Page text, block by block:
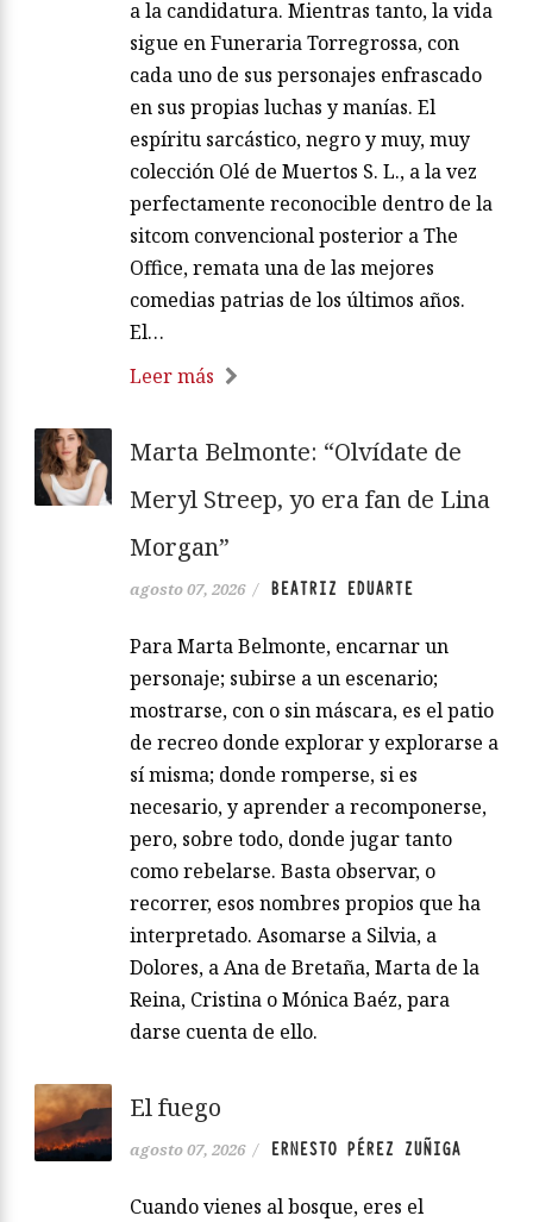
a la candidatura. Mientras tanto, la vida
sigue en Funeraria Torregrossa, con
cada uno de sus personajes enfrascado
en sus propias luchas y manías. El
espíritu sarcástico, negro y muy, muy
colección Olé de Muertos S. L., a la vez
perfectamente reconocible dentro de la
sitcom convencional posterior a The
Office, remata una de las mejores
comedias patrias de los últimos años.
El…
Leer más
Marta Belmonte: “Olvídate de
Meryl Streep, yo era fan de Lina
Morgan”
agosto 07, 2026 / BEATRIZ EDUARTE
Para Marta Belmonte, encarnar un
personaje; subirse a un escenario;
mostrarse, con o sin máscara, es el patio
de recreo donde explorar y explorarse a
sí misma; donde romperse, si es
necesario, y aprender a recomponerse,
pero, sobre todo, donde jugar tanto
como rebelarse. Basta observar, o
recorrer, esos nombres propios que ha
interpretado. Asomarse a Silvia, a
Dolores, a Ana de Bretaña, Marta de la
Reina, Cristina o Mónica Baéz, para
darse cuenta de ello.
El fuego
agosto 07, 2026 / ERNESTO PÉREZ ZUÑIGA
Cuando vienes al bosque, eres el